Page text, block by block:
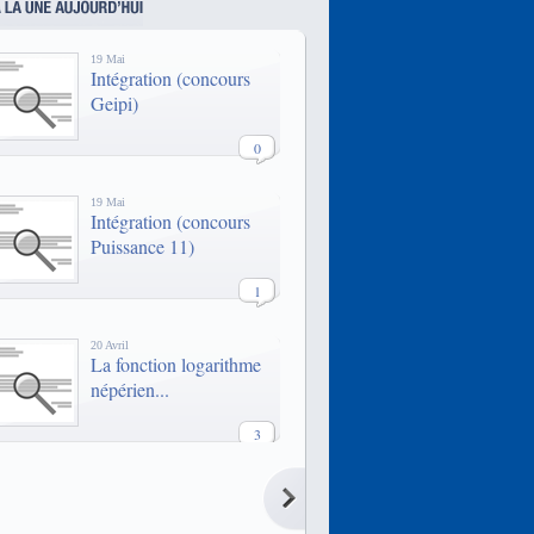
en 1936 et habilitée par la Cti depuis
et accueille près de 1200 élèves
chaque année.
19 Mai
Intégration (concours
Geipi)
0
19 Mai
Intégration (concours
Puissance 11)
1
20 Avril
La fonction logarithme
népérien...
3